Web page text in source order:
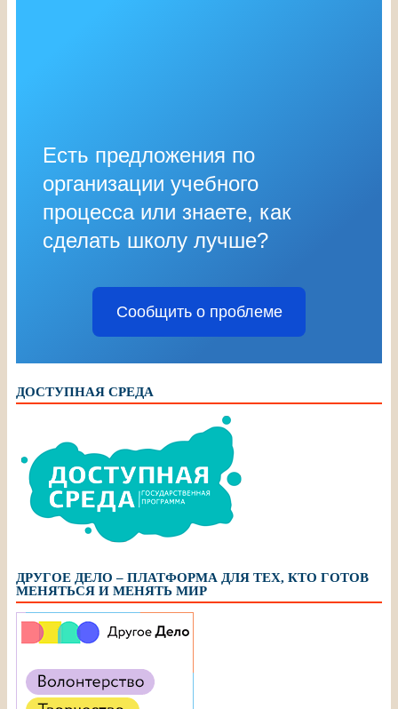
Есть предложения по
организации учебного
процесса или знаете, как
сделать школу лучше?
Сообщить о проблеме
ДОСТУПНАЯ СРЕДА
ДРУГОЕ ДЕЛО – ПЛАТФОРМА ДЛЯ ТЕХ, КТО ГОТОВ
МЕНЯТЬСЯ И МЕНЯТЬ МИР